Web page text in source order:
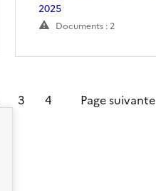
2025
Documents : 2
3 4 Page suivante